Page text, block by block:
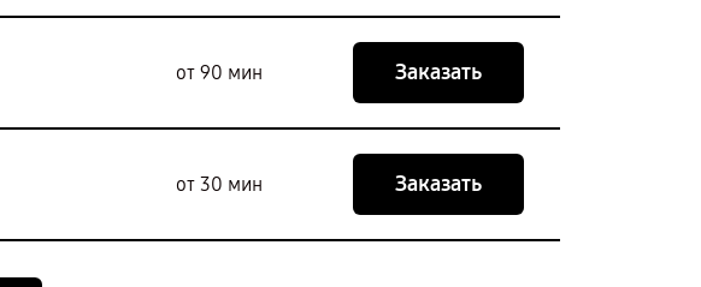
от 90 мин Заказать
от 30 мин Заказать